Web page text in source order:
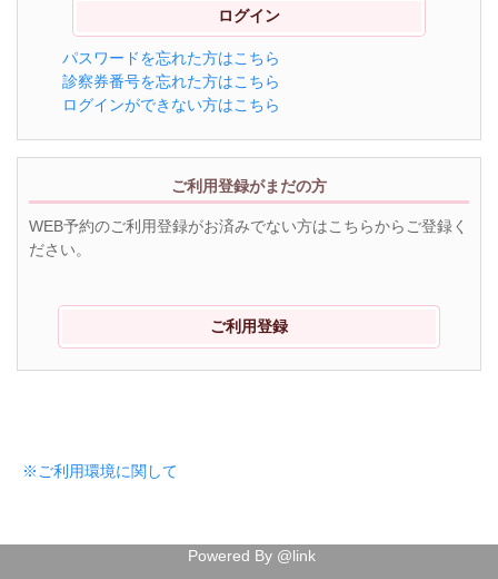
パスワードを忘れた方はこちら
診察券番号を忘れた方はこちら
ログインができない方はこちら
ご利用登録がまだの方
WEB予約のご利用登録がお済みでない方はこちらからご登録く
ださい。
ご利用登録
※ご利用環境に関して
Powered By @link